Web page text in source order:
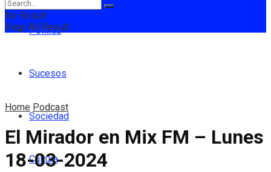
Política
Sucesos
Sociedad
Cultura
No Result
View All Result
Home Podcast
El Mirador en Mix FM – Lunes
18-03-2024